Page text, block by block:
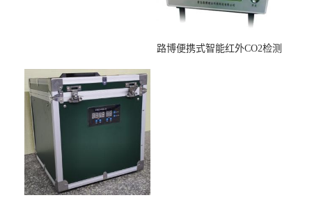
路博便携式智能红外CO2检测